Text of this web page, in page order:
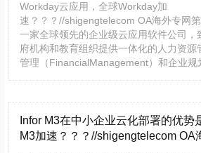
Workday云应用，全球Workday加
速？？？//shigengtelecom OA海外专网
一家全球领先的企业级云应用软件公司，
府机构和教育组织提供一体化的人力资源
管理（FinancialManagement）和企业规
Infor M3在中小企业云化部署的优势
M3加速？？？//shigengtelecom OA